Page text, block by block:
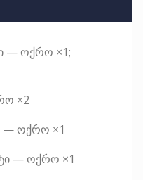
— ოქრო ×1;
×2
— ოქრო ×1
— ოქრო ×1